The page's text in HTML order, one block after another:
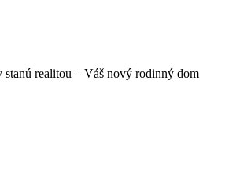
stanú realitou – Váš nový rodinný dom